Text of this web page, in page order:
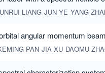
LIANG JUN YE YANG
angular momentum
PAN JIA XU DAOMU